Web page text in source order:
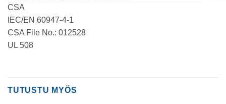
CSA
IEC/EN 60947-4-1
CSA File No.: 012528
UL 508
TUTUSTU MYÖS